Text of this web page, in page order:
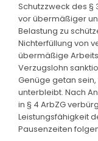
Schutzzweck des §
vor übermäßiger
Belastung zu
Nichterfüllung von
übermäßige
Verzugslohn
Genüge getan
unterbleibt. Nach
in § 4 ArbZG
Leistungsfähigkeit
Pausenzeiten folgen